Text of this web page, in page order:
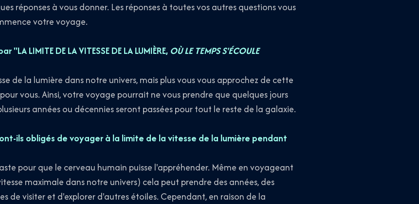
réponses à vous donner. Les réponses à toutes vos autres questions vous
votre voyage.
LIMITE DE LA VITESSE DE LA LUMIÈRE, OÙ LE TEMPS S'ÉCOULE
de la lumière dans notre univers, mais plus vous vous approchez de cette
vous. Ainsi, votre voyage pourrait ne vous prendre que quelques jours
années ou décennies seront passées pour tout le reste de la galaxie.
ils obligés de voyager à la limite de la vitesse de la lumière pendant
pour que le cerveau humain puisse l'appréhender. Même en voyageant
maximale dans notre univers) cela peut prendre des années, des
de visiter et d'explorer d'autres étoiles. Cependant, en raison de la